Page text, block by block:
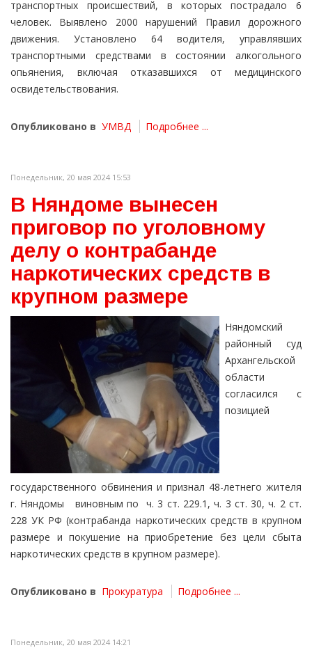
транспортных происшествий, в которых пострадало 6
человек. Выявлено 2000 нарушений Правил дорожного
движения. Установлено 64 водителя, управлявших
транспортными средствами в состоянии алкогольного
опьянения, включая отказавшихся от медицинского
освидетельствования.
Опубликовано в УМВД Подробнее ...
Понедельник, 20 мая 2024 15:53
В Няндоме вынесен
приговор по уголовному
делу о контрабанде
наркотических средств в
крупном размере
Няндомский
районный суд
Архангельской
области
согласился с
позицией
государственного обвинения и признал 48-летнего жителя
г. Няндомы виновным по ч. 3 ст. 229.1, ч. 3 ст. 30, ч. 2 ст.
228 УК РФ (контрабанда наркотических средств в крупном
размере и покушение на приобретение без цели сбыта
наркотических средств в крупном размере).
Опубликовано в Прокуратура Подробнее ...
Понедельник, 20 мая 2024 14:21